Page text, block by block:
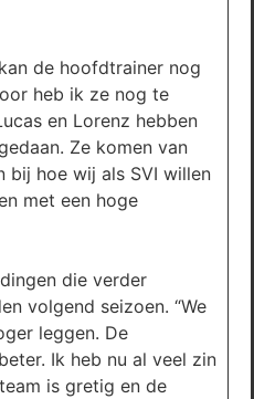
de hoofdtrainer nog
heb ik ze nog te
en Lorenz hebben
Ze komen van
bij hoe wij als SVI willen
met een hoge
die verder
volgend seizoen. “We
leggen. De
Ik heb nu al veel zin
is gretig en de